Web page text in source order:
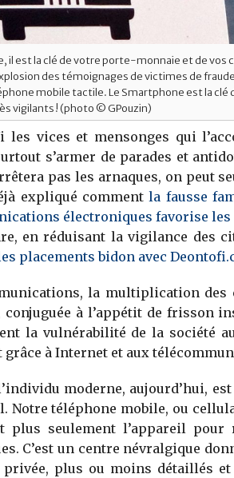
est la clé de votre porte-monnaie et de vos
des témoignages de victimes de
mobile tactile. Le Smartphone est la clé
vigilants ! (photo © GPouzin)
les vices et mensonges qui
s’armer de parades et
pas les arnaques, on peut
expliqué commentla fausse
électroniques favorise les
en réduisant la vigilance des
placements bidon avec
la multiplication des
à l’appétit de frisson
la vulnérabilité de la société
à Internet et aux
moderne, aujourd’hui,
Notre téléphone mobile, ou
plus seulement l’appareil pour
C’est un centre névralgique
plus ou moins détaillés et